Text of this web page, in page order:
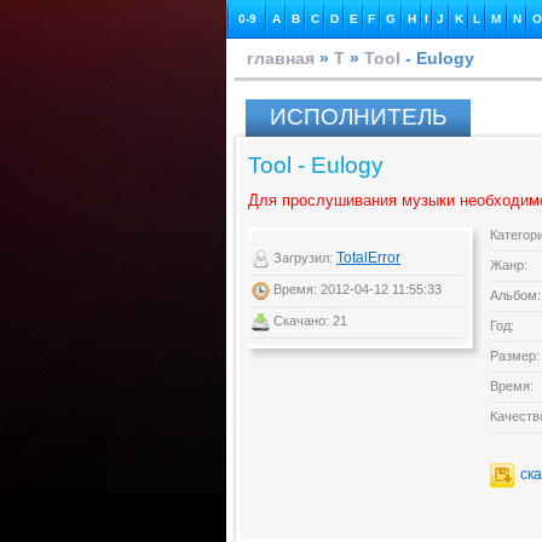
0-9 A B C D E F G H I J K L M N O
главная » T » Tool - Eulogy
ИСПОЛНИТЕЛЬ
Tool - Eulogy
Для прослушивания музыки
Загрузил: TotalError
Время: 2012-04-12 11:55:33
Скачано: 21
Жанр:
Альбом:
Год:
Размер:
Время: